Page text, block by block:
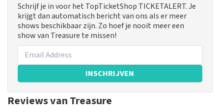
Schrijf je in voor het TopTicketShop TICKETALERT. Je
krijgt dan automatisch bericht van ons als er meer
shows beschikbaar zijn. Zo hoef je nooit meer een
show van Treasure te missen!
INSCHRIJVEN
Reviews van Treasure